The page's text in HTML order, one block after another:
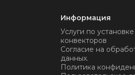
Информация
Услуги по
конвекторов
Согласие на
данных.
Политика